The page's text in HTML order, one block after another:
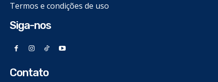
Termos e condições de uso
Siga-nos
Contato